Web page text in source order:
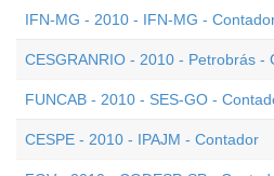
IFN-MG - 2010 - IFN-MG -
CESGRANRIO - 2010 - Petrobrás -
FUNCAB - 2010 - SES-GO -
CESPE - 2010 - IPAJM - Contador